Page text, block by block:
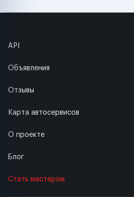
API
Объявления
Отзывы
Карта автосервисов
О проекте
Блог
Стать мастером